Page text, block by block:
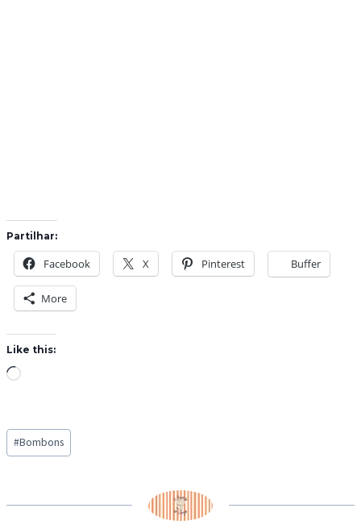
Partilhar:
Facebook X Pinterest Buffer
More
Like this:
L
d
i
g
Post
Tags:
#Bombons